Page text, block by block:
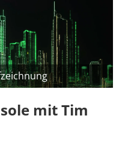
mit Tim